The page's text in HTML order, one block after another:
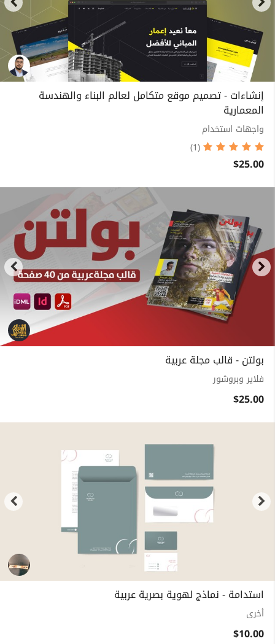
إنشاءات - تصميم موقع متكامل لعالم البناء والهندسة
المعمارية
واجهات استخدام
(1)
$25.00
بولتن - قالب مجلة عربية
فلاير وبروشور
$25.00
استدامة - نماذج لهوية بصرية عربية
أخرى
$10.00